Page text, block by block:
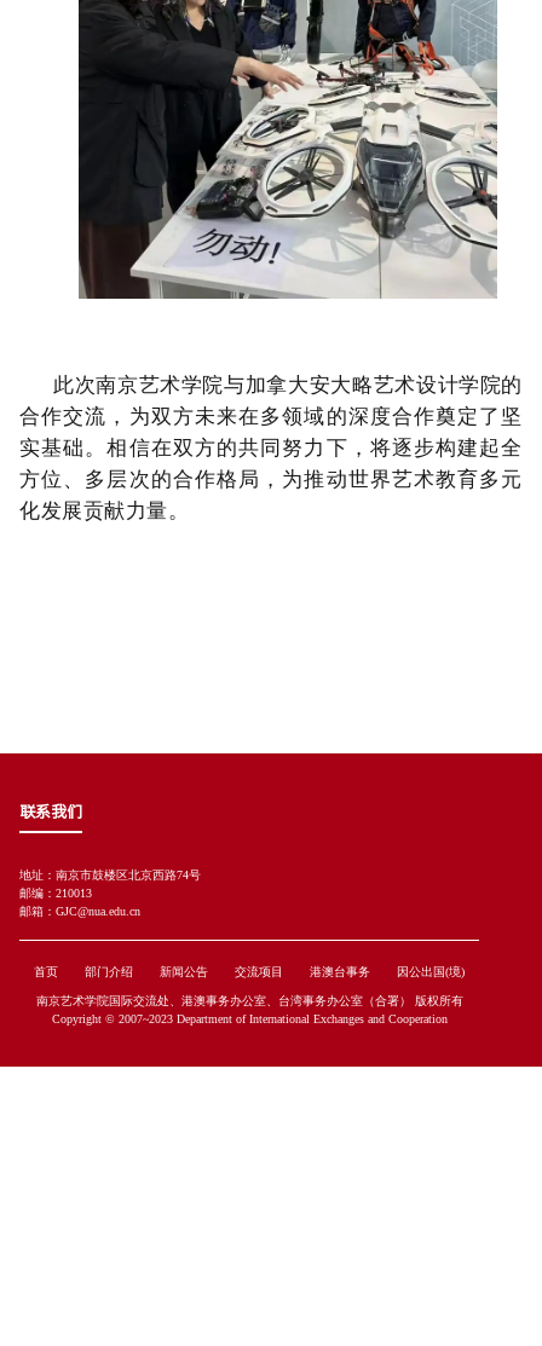
此次南京艺术学院与加拿大安大略艺术设计学院的
合作交流，为双方未来在多领域的深度合作奠定了坚
实基础。相信在双方的共同努力下，将逐步构建起全
方位、多层次的合作格局，为推动世界艺术教育多元
化发展贡献力量。
联系我们
地址：南京市鼓楼区北京西路74号
邮编：210013
邮箱：GJC@nua.edu.cn
首页 部门介绍 新闻公告 交流项目 港澳台事务 因公出国(境)
南京艺术学院国际交流处、港澳事务办公室、台湾事务办公室（合署） 版权所有
Copyright © 2007~2023 Department of International Exchanges and Cooperation